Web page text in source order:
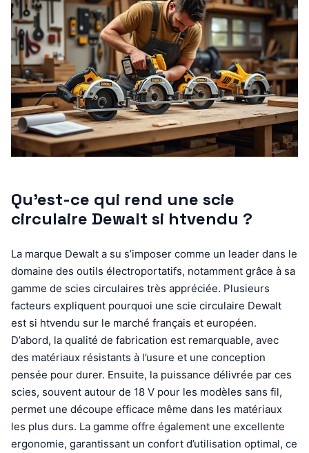
Qu’est-ce qui rend une scie
circulaire Dewalt si htvendu ?
La marque Dewalt a su s’imposer comme un leader dans le
domaine des outils électroportatifs, notamment grâce à sa
gamme de scies circulaires très appréciée. Plusieurs
facteurs expliquent pourquoi une scie circulaire Dewalt
est si htvendu sur le marché français et européen.
D’abord, la qualité de fabrication est remarquable, avec
des matériaux résistants à l’usure et une conception
pensée pour durer. Ensuite, la puissance délivrée par ces
scies, souvent autour de 18 V pour les modèles sans fil,
permet une découpe efficace même dans les matériaux
les plus durs. La gamme offre également une excellente
ergonomie, garantissant un confort d’utilisation optimal, ce